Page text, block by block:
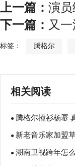
上一篇： 演
下一篇： 又
标签： 腾格尔
相关阅读
● 腾格尔撞衫杨幂
● 新老音乐家加盟
全新生命力
● 湖南卫视跨年怎